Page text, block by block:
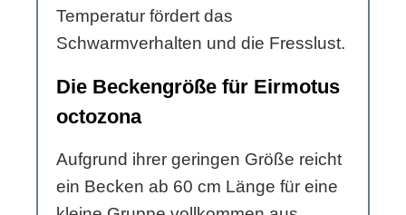
Temperatur fördert das
Schwarmverhalten und die Fresslust.
Die Beckengröße für Eirmotus
octozona
Aufgrund ihrer geringen Größe reicht
ein Becken ab 60 cm Länge für eine